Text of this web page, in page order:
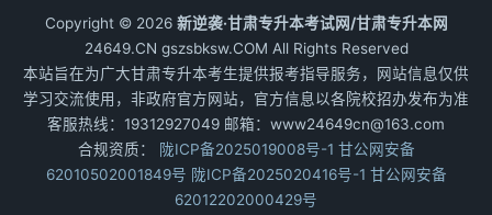
Copyright © 2026 新逆袭·甘肃专升本考试网/甘肃专升本网
24649.CN gszsbksw.COM All Rights Reserved
本站旨在为广大甘肃专升本考生提供报考指导服务，网站信息仅供
学习交流使用，非政府官方网站，官方信息以各院校招办发布为准
客服热线：19312927049 邮箱：www24649cn@163.com
合规资质：
陇ICP备2025019008号-1 甘公网安备
62010502001849号 陇ICP备2025020416号-1 甘公网安备
62012202000429号